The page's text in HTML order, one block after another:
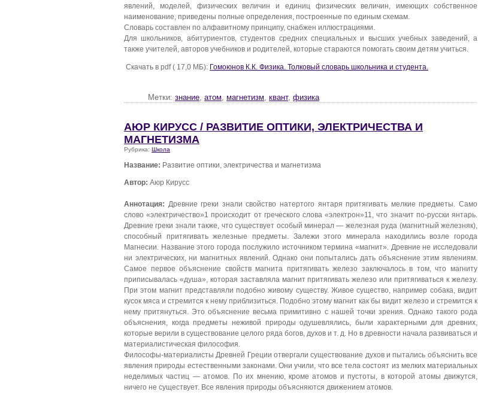
явлений, моделей, физических величин и единиц физических величин, имеющих собственное
наименование, приведены полные определения, построенные по единым схемам.
Словарь составлен по алфавитному принципу, снабжен иллюстрациями.
Для школьников, абитуриентов, студентов средних специальных и высших учебных заведений, а
также учителей, авторов учебников и родителей, которые стараются помогать своим детям учиться.
Скачать в pdf ( 17,0 МБ): Гомоюнов К.К. Физика. Толковый словарь школьника и студента.
Метки: знание, атом, магнетизм, квант, физика
АЮР КИРУСС / РАЗВИТИЕ ОПТИКИ, ЭЛЕКТРИЧЕСТВА И
МАГНЕТИЗМА
Рубрика: Школа
Название: Развитие оптики, электричества и магнетизма
Автор: Аюр Кирусс
Аннотация: Древние греки знали свойство натертого янтаря притягивать мелкие предметы. Само
слово «электричество»1 происходит от греческого слова «электрон»11, что значит по-русски янтарь.
Древние греки знали также, что существует особый минерал — железная руда (магнитный железняк),
способный притягивать железные предметы. Залежи этого минерала находились возле города
Магнесии. Название этого города послужило источником термина «магнит». Древние не исследовали
ни электрических, ни магнитных явлений. Однако они попытались дать объяснение этим явлениям.
Самое первое объяснение свойств магнита притягивать железо заключалось в том, что магниту
приписывалась «душа», которая заставляла магнит притягивать железо или притягиваться к железу.
При этом магнит представляли подобно живому существу. Живое существо, например собака, видит
кусок мяса и стремится к нему приблизиться. Подобно этому магнит как бы видит железо и стремится к
нему притянуться. Это объяснение весьма примитивно с нашей точки зрения. Однако такого рода
объяснения, когда предметы неживой природы одушевлялись, были характерными для древних,
которые верили в существование целого ряда богов, духов и т. д. Но в древности начала развиваться и
материалистическая философия.
Философы-материалисты Древней Греции отвергали существование духов и пытались объяснить все
явления природы естественными законами. Они учили, что все тела состоят из мелких материальных
неделимых частиц — атомов. По их мнению, кроме атомов и пустоты, в которой атомы движутся,
ничего не существует. Все явления природы объясняются движением атомов.